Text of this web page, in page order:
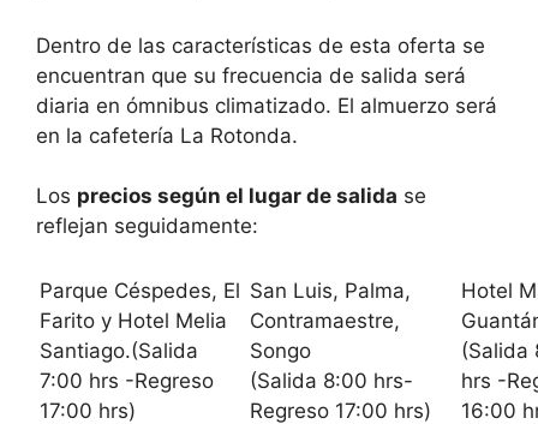
Dentro de las características de esta oferta se
encuentran que su frecuencia de salida será
diaria en ómnibus climatizado. El almuerzo será
en la cafetería La Rotonda.
Los precios según el lugar de salida se
reflejan seguidamente:
Parque Céspedes, El
Farito y Hotel Melia
Santiago.(Salida
7:00 hrs -Regreso
17:00 hrs)
San Luis, Palma,
Contramaestre,
Songo
(Salida 8:00 hrs-
Regreso 17:00 hrs)
Hotel
(Salida
hrs -
16:00